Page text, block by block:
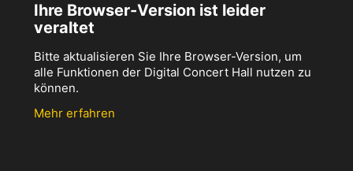
Ihre Browser-Version ist leider
veraltet
Bitte aktualisieren Sie Ihre Browser-Version, um
alle Funktionen der Digital Concert Hall nutzen zu
können.
Mehr erfahren